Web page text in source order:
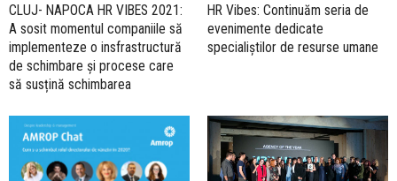
CLUJ- NAPOCA HR VIBES 2021:
A sosit momentul companiile să
implementeze o insfrastructură
de schimbare și procese care
să susțină schimbarea
HR Vibes: Continuăm seria de
evenimente dedicate
specialiștilor de resurse umane